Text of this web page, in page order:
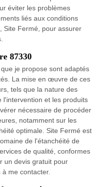
éviter les problèmes
liés aux conditions
Site Fermé, pour assurer
87330
je propose sont adaptés
La mise en œuvre de ces
tels que la nature des
l'intervention et les produits
nécessaire de procéder
notamment sur les
optimale. Site Fermé est
de l'étanchéité de
de qualité, conformes
un devis gratuit pour
me contacter.